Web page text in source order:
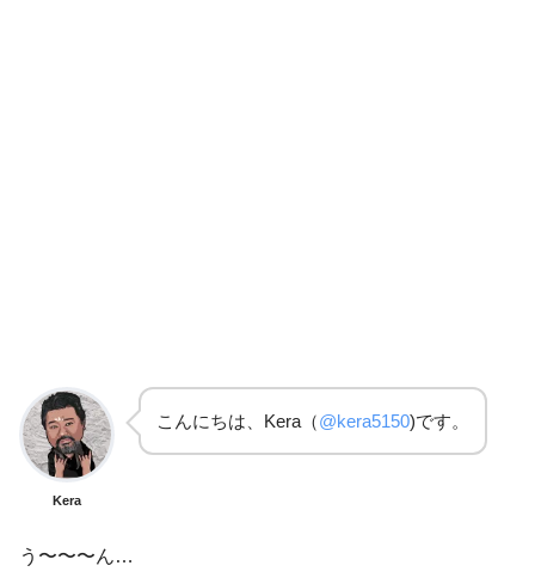
Kera
こんにちは、Kera（@kera5150)です。
う〜〜〜ん…